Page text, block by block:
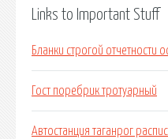
Links to Important Stuff
Бланки строгой отчетности
Гост поребрик тротуарный
Автостанция таганрог